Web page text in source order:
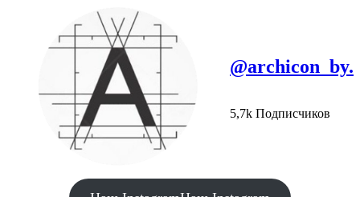
@archicon_by.
5,7k Подписчиков